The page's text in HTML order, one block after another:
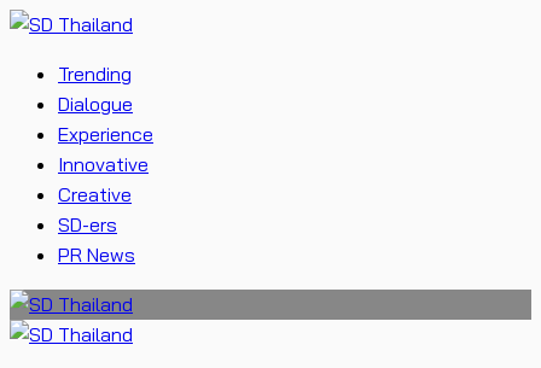
Trending
Dialogue
Experience
Innovative
Creative
SD-ers
PR News